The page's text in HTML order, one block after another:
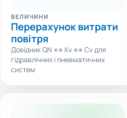
ВЕЛИЧИНИ
Перерахунок витрати
повітря
Довідник QN ↔ Kv ↔ Cv для
гідравлічних і пневматичних
систем